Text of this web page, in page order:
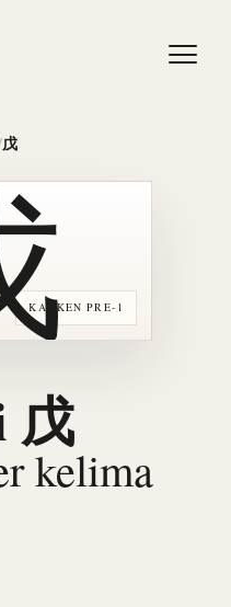
戊
KANKEN PRE-1
戊
kelima